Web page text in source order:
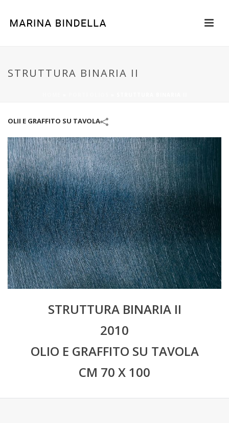
STRUTTURA BINARIA II
OLII E GRAFFITO SU TAVOLA
STRUTTURA BINARIA II
2010
OLIO E GRAFFITO SU TAVOLA
CM 70 X 100